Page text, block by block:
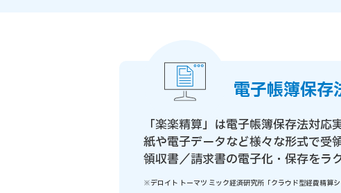
電子帳簿保存
「楽楽精算」は電子帳簿保存法対
紙や電子データなど様々な形式で受
領収書／請求書の電子化・保存をラ
※デロイト トーマツ ミック経済研究所「クラウド型経費精